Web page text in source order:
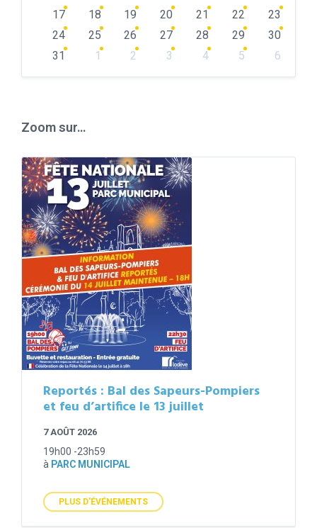
17
18 19 20 21 22
23
24
25 26 27 28 29
30
31
1 2 3 4 5
6
Zoom sur…
Reportés : Bal des Sapeurs-Pompiers
et feu d’artifice le 13 juillet
7 AOÛT 2026
19h00 -23h59
à PARC MUNICIPAL
PLUS D'ÉVÉNEMENTS